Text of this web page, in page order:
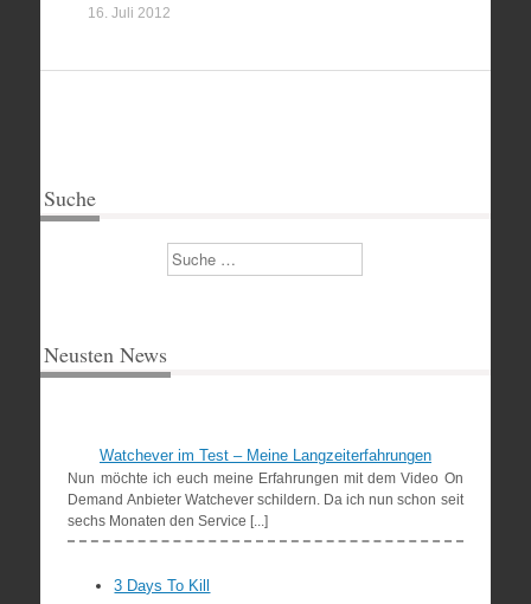
16. Juli 2012
Suche
Suchen
Neusten News
Watchever im Test – Meine Langzeiterfahrungen
Nun möchte ich euch meine Erfahrungen mit dem Video On
Demand Anbieter Watchever schildern. Da ich nun schon seit
sechs Monaten den Service [...]
3 Days To Kill